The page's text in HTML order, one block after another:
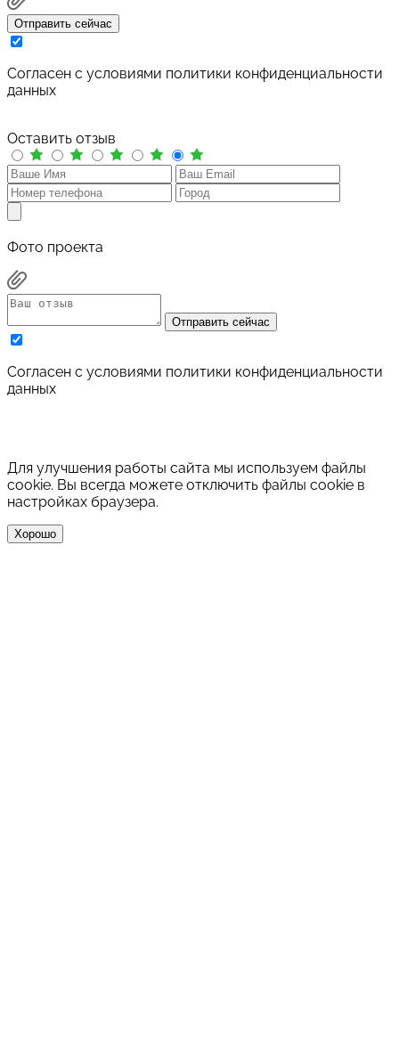
Отправить сейчас
Cогласен с условиями политики конфиденциальности
данных
Оставить отзыв
Фото проекта
Отправить сейчас
Cогласен с условиями политики конфиденциальности
данных
Для улучшения работы сайта мы используем файлы
cookie. Вы всегда можете отключить файлы cookie в
настройках браузера.
Хорошо